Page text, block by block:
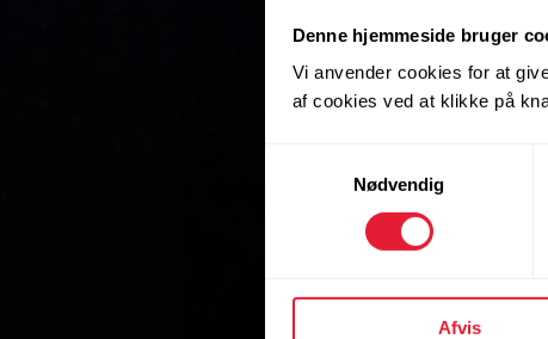
Denne hjemmeside bruger
Vi anvender cookies for at
af cookies ved at klikke på
Nødvendig
Afvis